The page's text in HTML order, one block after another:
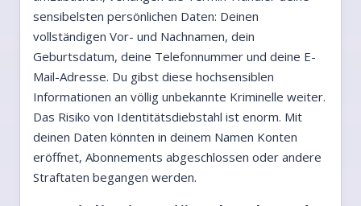
sensibelsten persönlichen Daten: Deinen
vollständigen Vor- und Nachnamen, dein
Geburtsdatum, deine Telefonnummer und deine E-
Mail-Adresse. Du gibst diese hochsensiblen
Informationen an völlig unbekannte Kriminelle weiter.
Das Risiko von Identitätsdiebstahl ist enorm. Mit
deinen Daten könnten in deinem Namen Konten
eröffnet, Abonnements abgeschlossen oder andere
Straftaten begangen werden.